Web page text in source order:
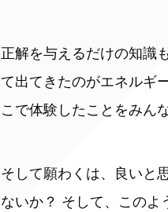
正解を与えるだけの知識
て出てきたのがエネルギ
こで体験したことをみん
そして願わくは、良いと
ないか？ そして、この